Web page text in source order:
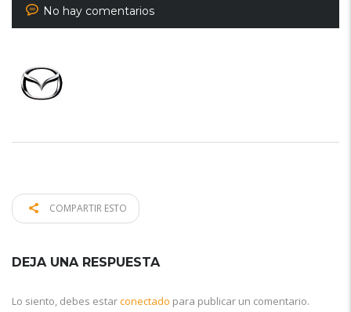
No hay comentarios
COMPARTIR ESTO
DEJA UNA RESPUESTA
Lo siento, debes estarconectado para publicar un comentario.